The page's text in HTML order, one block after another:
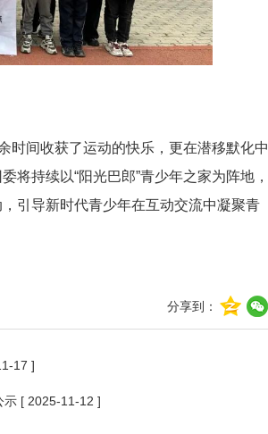
时间收获了运动的快乐，更在潜移默化中
将持续以“阳光巴郎”青少年之家为阵地，
引导新时代青少年在互动交流中凝聚青
分享到：
17 ]
示 [ 2025-11-12 ]